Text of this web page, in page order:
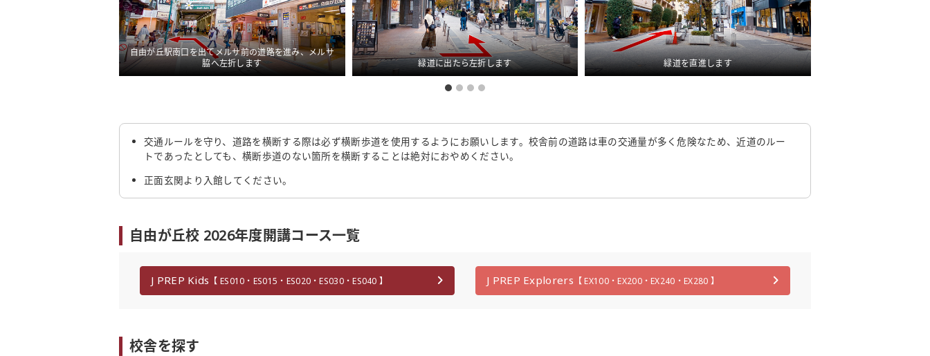
自由が丘駅南口を出てメルサ前の道路を進み、メルサ
脇へ左折します
緑道に出たら左折します 緑道を直進します
交通ルールを守り、道路を横断する際は必ず横断歩道を使用するようにお願いします。校舎前の道路は車の交通量が多く危険なため、近道のルー
トであったとしても、横断歩道のない箇所を横断することは絶対におやめください。
正面玄関より入館してください。
自由が丘校 2026年度開講コース一覧
J PREP Kids 【 ES010・ES015・ES020・ES030・ES040 】 J PREP Explorers 【 EX100・EX200・EX240・EX280 】
校舎を探す